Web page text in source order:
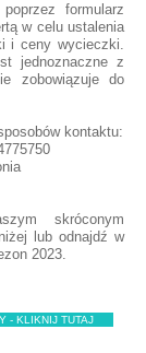
formularz
w celu ustalenia
i ceny wycieczki.
jednoznaczne z
zobowiązuje do
kontaktu:
skróconym
lub odnajdź w
2023.
- KLIKNIJ TUTAJ